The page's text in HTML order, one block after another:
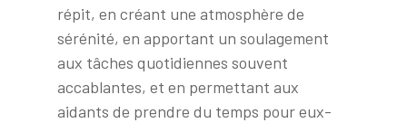
répit, en créant une atmosphère de
sérénité, en apportant un soulagement
aux tâches quotidiennes souvent
accablantes, et en permettant aux
aidants de prendre du temps pour eux-